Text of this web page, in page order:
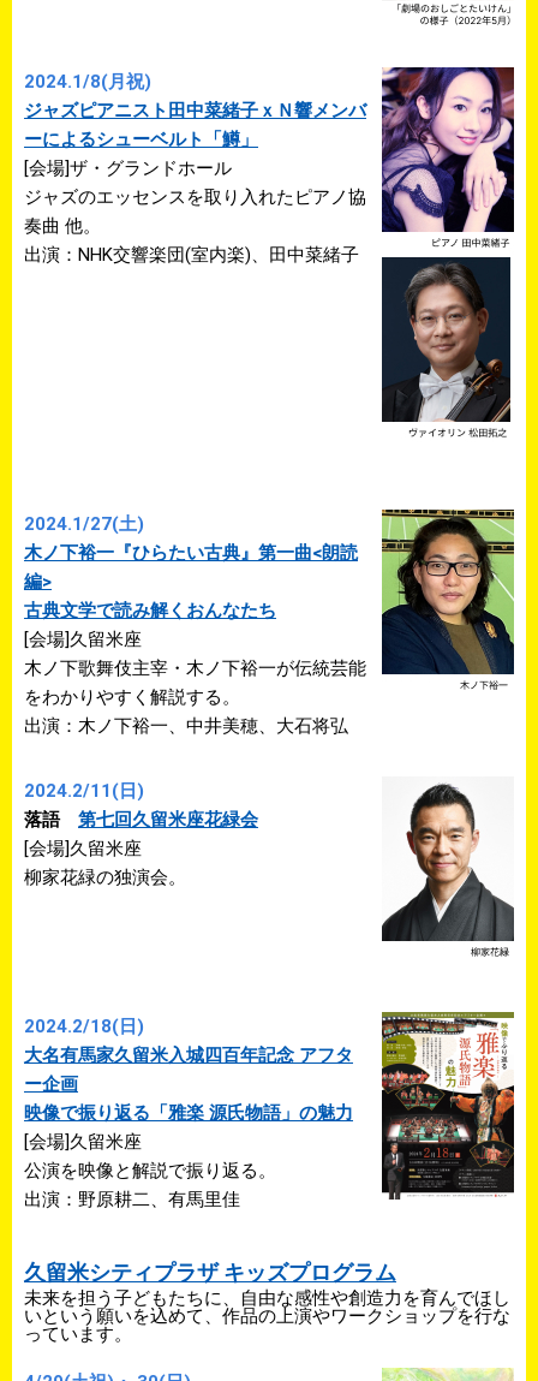
2024.1/8(月祝)
ジャズピアニスト田中菜緒子ｘＮ響メンバ
ーによるシューベルト「鱒」
[会場]ザ・グランドホール
ジャズのエッセンスを取り入れたピアノ協
奏曲 他。
出演：NHK交響楽団(室内楽)、田中菜緒子
2024.1/27(土)
木ノ下裕一『ひらたい古典』第一曲<朗読
編>
古典文学で読み解くおんなたち
[会場]久留米座
木ノ下歌舞伎主宰・木ノ下裕一が伝統芸能
をわかりやすく解説する。
出演：木ノ下裕一、中井美穂、大石将弘
2024.2/11(日)
落語 第七回久留米座花緑会
[会場]久留米座
柳家花緑の独演会。
2024.2/18(日)
大名有馬家久留米入城四百年記念 アフタ
ー企画
映像で振り返る「雅楽 源氏物語」の魅力
[会場]久留米座
公演を映像と解説で振り返る。
出演：野原耕二、有馬里佳
久留米シティプラザ キッズプログラム
未来を担う子どもたちに、自由な感性や創造力を育んでほし
いという願いを込めて、作品の上演やワークショップを行な
っています。